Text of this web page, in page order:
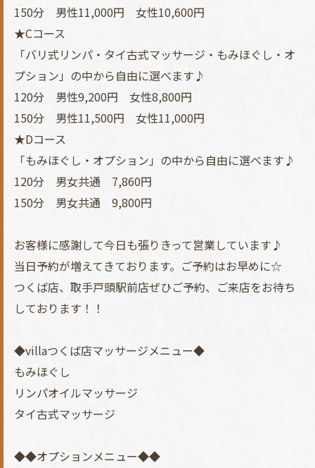
150分 男性11,000円 女性10,600円
★Cコース
「バリ式リンパ・タイ古式マッサージ・もみほぐし・オ
プション」の中から自由に選べます♪
120分 男性9,200円 女性8,800円
150分 男性11,500円 女性11,000円
★Dコース
「もみほぐし・オプション」の中から自由に選べます♪
120分 男女共通 7,860円
150分 男女共通 9,800円
お客様に感謝して今日も張りきって営業しています♪
当日予約が増えてきております。ご予約はお早めに☆
つくば店、取手戸頭駅前店ぜひご予約、ご来店をお待ち
しております！！
◆villaつくば店マッサージメニュー◆
もみほぐし
リンパオイルマッサージ
タイ古式マッサージ
◆◆オプションメニュー◆◆